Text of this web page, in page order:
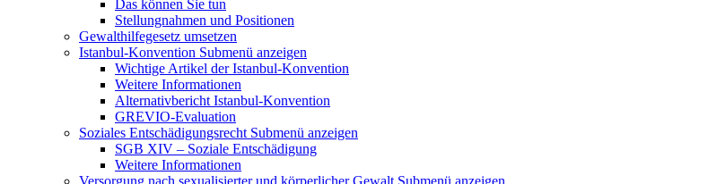
Das können Sie tun
Stellungnahmen und Positionen
Gewalthilfegesetz umsetzen
Istanbul-Konvention Submenü anzeigen
Wichtige Artikel der Istanbul-Konvention
Weitere Informationen
Alternativbericht Istanbul-Konvention
GREVIO-Evaluation
Soziales Entschädigungsrecht Submenü anzeigen
SGB XIV – Soziale Entschädigung
Weitere Informationen
Versorgung nach sexualisierter und körperlicher Gewalt Submenü anzeigen